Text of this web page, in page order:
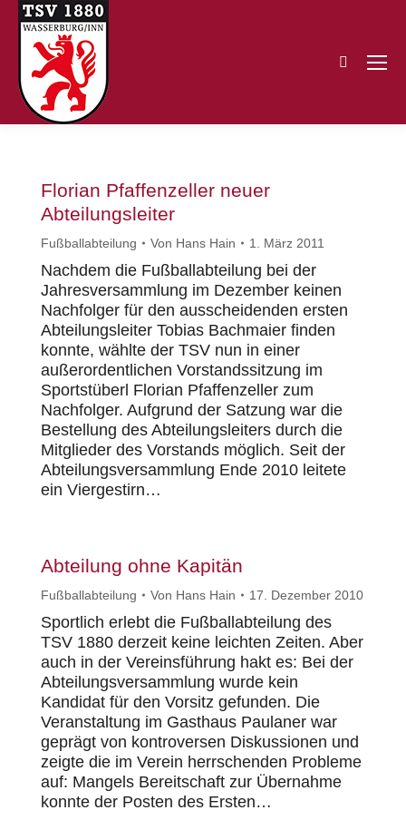
Search:
Florian Pfaffenzeller neuer
Abteilungsleiter
Fußballabteilung Von Hans Hain 1. März 2011
Nachdem die Fußballabteilung bei der
Jahresversammlung im Dezember keinen
Nachfolger für den ausscheidenden ersten
Abteilungsleiter Tobias Bachmaier finden
konnte, wählte der TSV nun in einer
außerordentlichen Vorstandssitzung im
Sportstüberl Florian Pfaffenzeller zum
Nachfolger. Aufgrund der Satzung war die
Bestellung des Abteilungsleiters durch die
Mitglieder des Vorstands möglich. Seit der
Abteilungsversammlung Ende 2010 leitete
ein Viergestirn…
Abteilung ohne Kapitän
Fußballabteilung Von Hans Hain 17. Dezember 2010
Sportlich erlebt die Fußballabteilung des
TSV 1880 derzeit keine leichten Zeiten. Aber
auch in der Vereinsführung hakt es: Bei der
Abteilungsversammlung wurde kein
Kandidat für den Vorsitz gefunden. Die
Veranstaltung im Gasthaus Paulaner war
geprägt von kontroversen Diskussionen und
zeigte die im Verein herrschenden Probleme
auf: Mangels Bereitschaft zur Übernahme
konnte der Posten des Ersten…